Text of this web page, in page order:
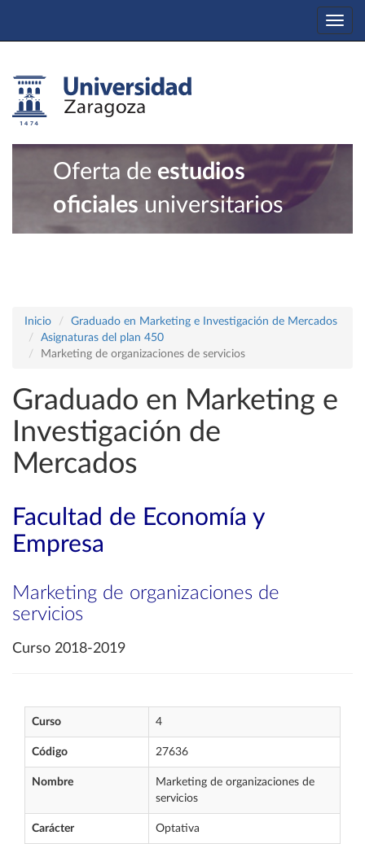
Oferta de estudios
oficiales universitarios
Inicio
Graduado en Marketing e Investigación de Mercados
Asignaturas del plan 450
Marketing de organizaciones de servicios
Graduado en Marketing e
Investigación de
Mercados
Facultad de Economía y
Empresa
Marketing de organizaciones de
servicios
Curso 2018-2019
Curso 4
Código 27636
Nombre
Marketing de organizaciones de
servicios
Carácter Optativa